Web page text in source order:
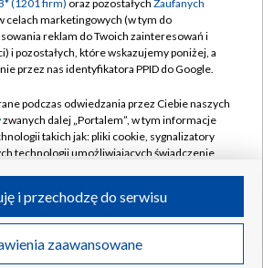
TVP
Cyfrowa
prywatności
Moje zgody
Pomoc
Kontakt
Kanały
Polska S.A. w likwidacji
(1201 firm) oraz pozostałych Zaufanych
celach marketingowych (w tym do
reklam do Twoich zainteresowań i
i pozostałych, które wskazujemy poniżej, a
przez nas identyfikatora PPID do Google.
podczas odwiedzania przez Ciebie naszych
zwanych dalej „Portalem”, w tym informacje
takich jak: pliki cookie, sygnalizatory
technologii umożliwiających świadczenie
podczas odwiedzania przez Ciebie
na Portalu, takie jak adresy IP, identyfikatory
zaawansowane
i przechodzę do serwisu